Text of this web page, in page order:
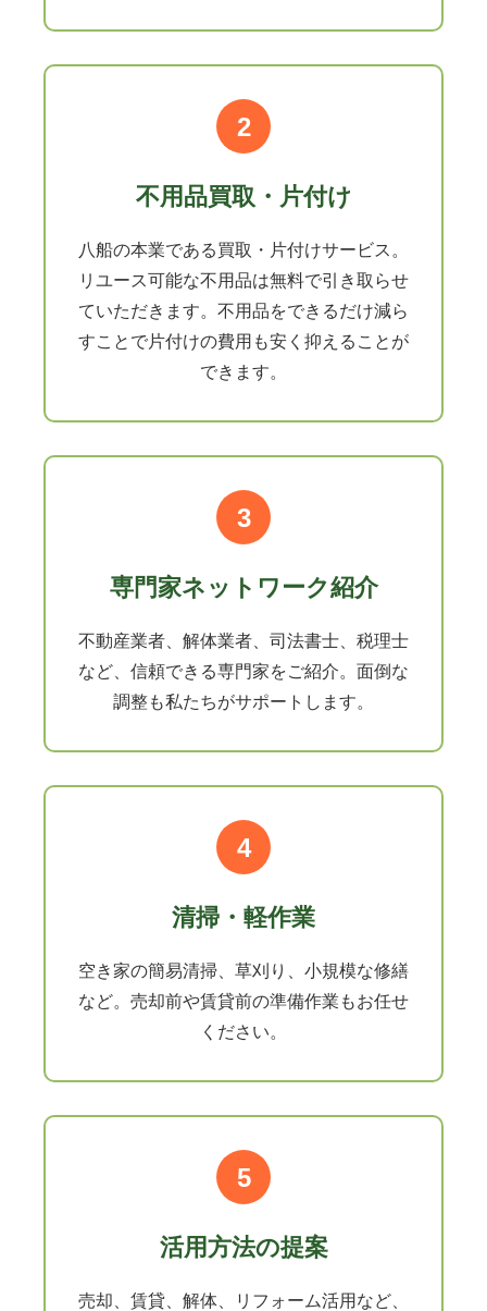
2
不用品買取・片付け
八船の本業である買取・片付けサービス。
リユース可能な不用品は無料で引き取らせ
ていただきます。不用品をできるだけ減ら
すことで片付けの費用も安く抑えることが
できます。
3
専門家ネットワーク紹介
不動産業者、解体業者、司法書士、税理士
など、信頼できる専門家をご紹介。面倒な
調整も私たちがサポートします。
4
清掃・軽作業
空き家の簡易清掃、草刈り、小規模な修繕
など。売却前や賃貸前の準備作業もお任せ
ください。
5
活用方法の提案
売却、賃貸、解体、リフォーム活用など、